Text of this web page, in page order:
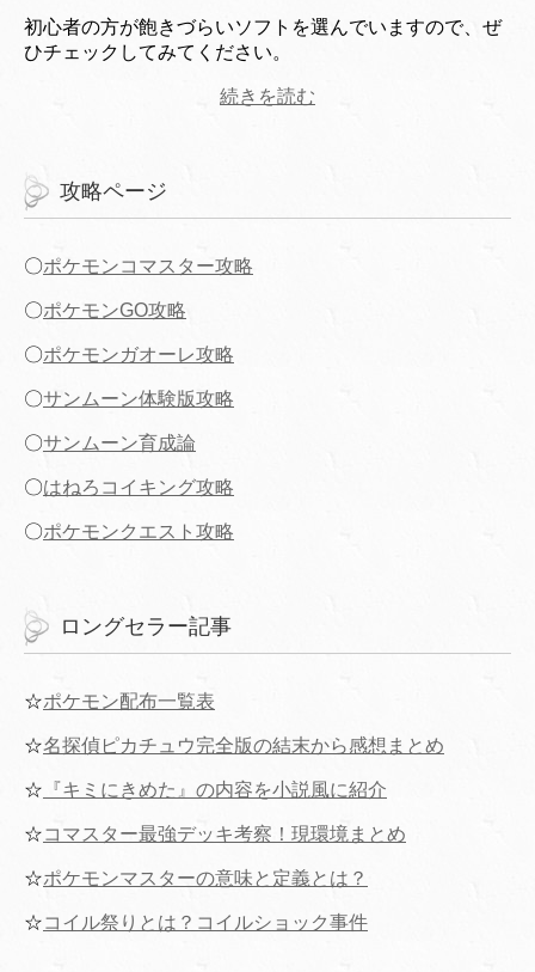
初心者の方が飽きづらいソフトを選んでいますので、ぜ
ひチェックしてみてください。
続きを読む
攻略ページ
〇ポケモンコマスター攻略
〇ポケモンGO攻略
〇ポケモンガオーレ攻略
〇サンムーン体験版攻略
〇サンムーン育成論
〇はねろコイキング攻略
〇ポケモンクエスト攻略
ロングセラー記事
☆ポケモン配布一覧表
☆名探偵ピカチュウ完全版の結末から感想まとめ
☆ 『キミにきめた』の内容を小説風に紹介
☆コマスター最強デッキ考察！現環境まとめ
☆ポケモンマスターの意味と定義とは？
☆コイル祭りとは？コイルショック事件